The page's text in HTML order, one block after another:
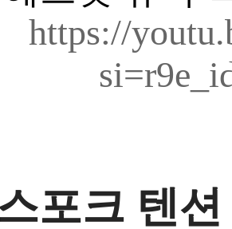
https://
포크 텐